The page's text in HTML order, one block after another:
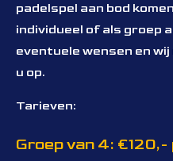
padelspel aan bod
individueel of als groep
eventuele wensen en
u op.
Tarieven:
Groep van 4: €120,-